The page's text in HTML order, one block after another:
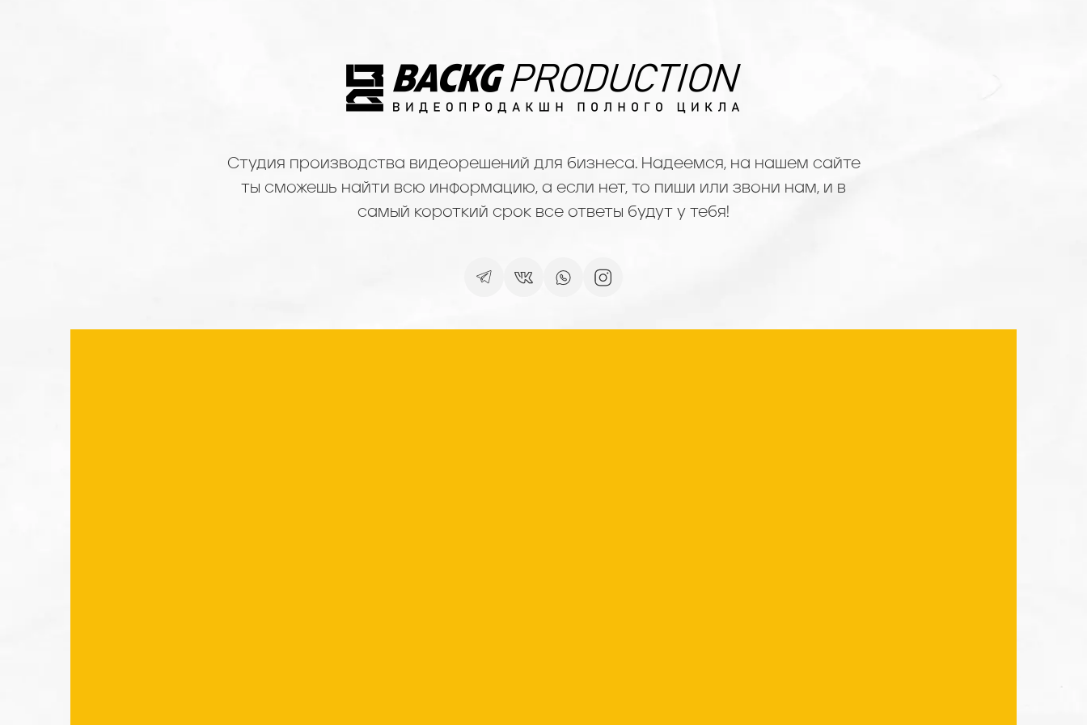
Студия производства видеорешений для бизнеса. Надеемся, на нашем сайте
ты сможешь найти всю информацию, а если нет, то пиши или звони нам, и в
самый короткий срок все ответы будут у тебя!